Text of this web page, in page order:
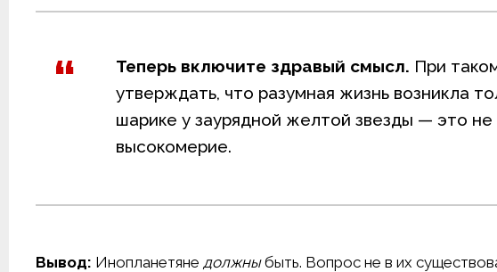
Теперь включите здравый смысл. При
утверждать, что разумная жизнь возникла
шарике у заурядной желтой звезды — это
высокомерие.
Вывод: Инопланетяне должныбыть. Вопрос не в их